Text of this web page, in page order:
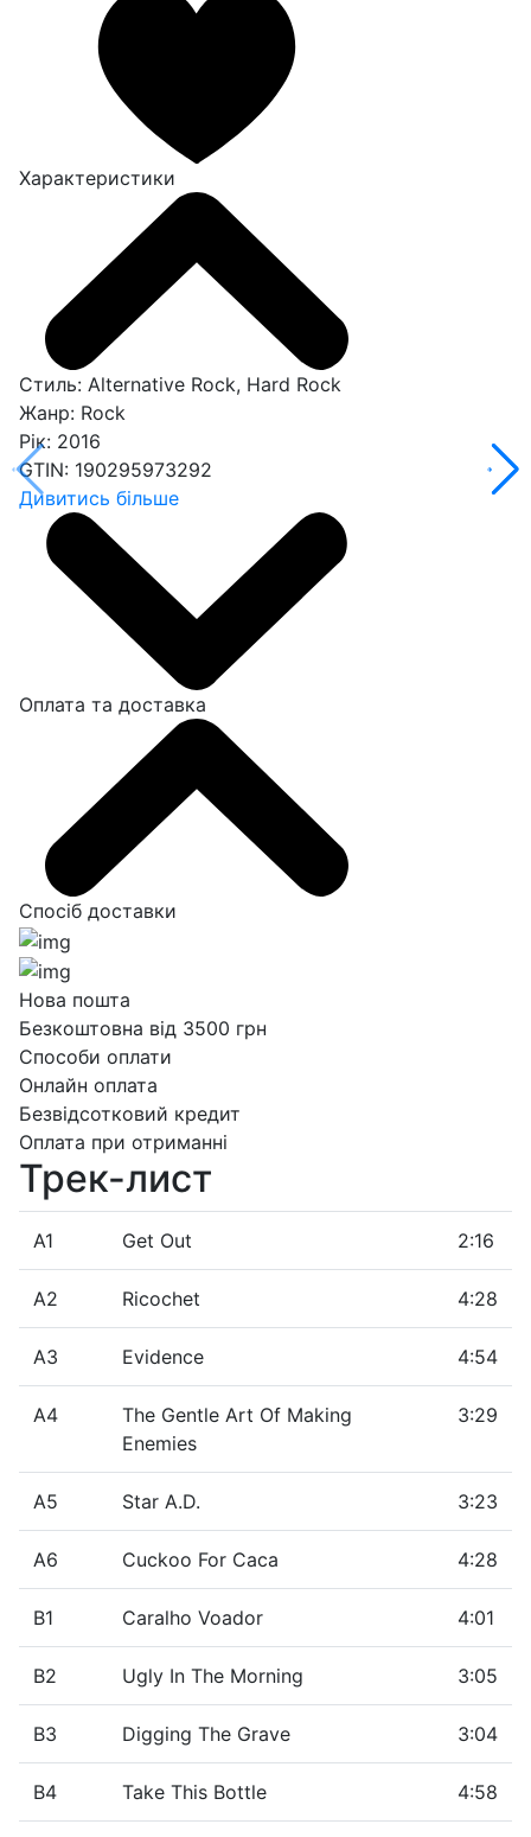
Характеристики
Стиль: Alternative Rock, Hard Rock
Жанр: Rock
Рік: 2016
GTIN: 190295973292
Дивитись більше
Оплата та доставка
Спосіб доставки
Нова пошта
Безкоштовна від 3500 грн
Способи оплати
Онлайн оплата
Безвідсотковий кредит
Оплата при отриманні
Трек-лист
A1 Get Out 2:16
A2 Ricochet 4:28
A3 Evidence 4:54
A4
The Gentle Art Of Making
Enemies
3:29
A5 Star A.D. 3:23
A6 Cuckoo For Caca 4:28
B1 Caralho Voador 4:01
B2 Ugly In The Morning 3:05
B3 Digging The Grave 3:04
B4 Take This Bottle 4:58